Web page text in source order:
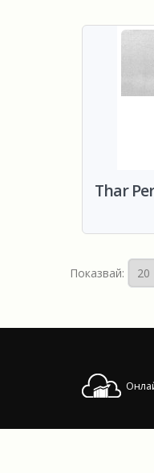
Thar
Показвай: